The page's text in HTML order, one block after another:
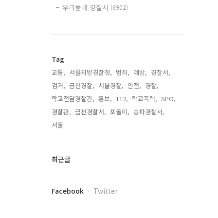
우리동네 경찰서 (6902)
Tag
교통, 서울지방경찰청, 범죄, 예방, 경찰서,
검거, 금천경찰, 서울경찰, 안전, 경찰,
학교전담경찰관, 홍보, 112, 학교폭력, SPO,
경찰관, 금천경찰서, 포돌이, 송파경찰서,
서울,
최
최근글
페
Facebook Twitter